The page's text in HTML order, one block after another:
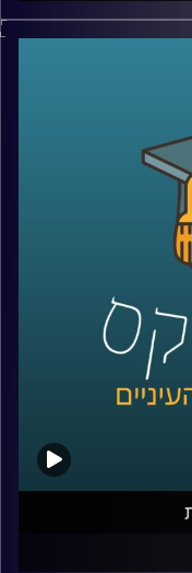
והעוקבים חשוב
ולהציג אותה
יציאה עם חברים
לכולם
מה קורה כאשר
בחוגים פוטוגנים
השכונה או חצר
(ובטח שלא כוללים
על סוציולוגיה
אילן ואצלנו בחטיבת
ממעמד כלכלי גבוה,
פוטוגנית ומה זה אי